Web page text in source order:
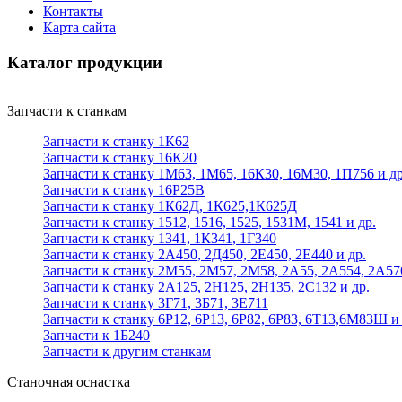
Контакты
Карта сайта
Каталог продукции
Запчасти к станкам
Запчасти к станку 1К62
Запчасти к станку 16К20
Запчасти к станку 1М63, 1М65, 16К30, 16М30, 1П756 и
Запчасти к станку 16Р25В
Запчасти к станку 1К62Д, 1К625,1К625Д
Запчасти к станку 1512, 1516, 1525, 1531М, 1541 и др.
Запчасти к станку 1341, 1К341, 1Г340
Запчасти к станку 2А450, 2Д450, 2Е450, 2Е440 и др.
Запчасти к станку 2М55, 2М57, 2М58, 2А55, 2А554,
Запчасти к станку 2А125, 2Н125, 2Н135, 2С132 и др.
Запчасти к станку 3Г71, 3Б71, 3Е711
Запчасти к станку 6Р12, 6Р13, 6Р82, 6Р83, 6Т13,6М83Ш и
Запчасти к 1Б240
Запчасти к другим станкам
Станочная оснастка